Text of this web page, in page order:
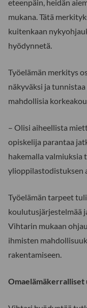
eteenpäin, heidän
mukana. Tätä
kuitenkaan
hyödynnetä.
Työelämän merkitys
näkyväksi ja
mahdollisia
– Olisi aiheellista
opiskelija parantaa
hakemalla valmiuksia
ylioppilastodistuksen
Työelämän tarpeet
koulutusjärjestelmää
Vihtarin mukaan
ihmisten
rakentamiseen.